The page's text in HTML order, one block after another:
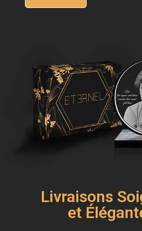
Livraisons
et